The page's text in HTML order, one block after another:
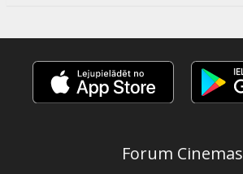
Forum Cinemas